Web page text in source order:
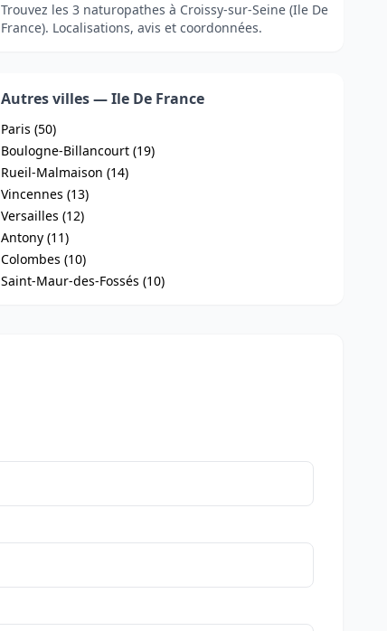
Trouvez les 3 naturopathes à Croissy-sur-Seine (Ile De
France). Localisations, avis et coordonnées.
Autres villes — Ile De France
Paris (50)
Boulogne-Billancourt (19)
Rueil-Malmaison (14)
Vincennes (13)
Versailles (12)
Antony (11)
Colombes (10)
Saint-Maur-des-Fossés (10)